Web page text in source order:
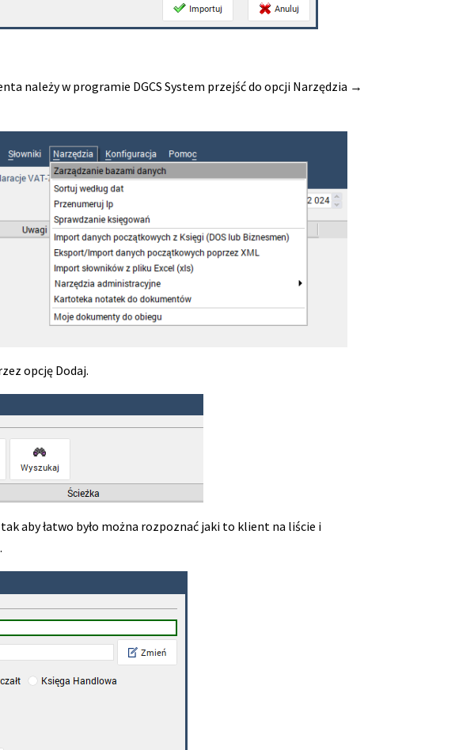
należy w programie DGCS System przejść do opcji Narzędzia →
opcję Dodaj.
aby łatwo było można rozpoznać jaki to klient na liście i